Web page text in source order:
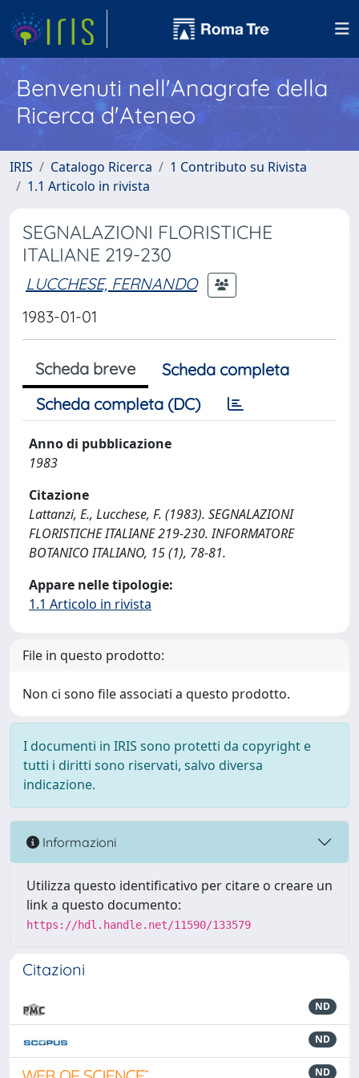
Benvenuti nell'Anagrafe della
Ricerca d'Ateneo
IRIS Catalogo Ricerca
1 Contributo su Rivista
1.1 Articolo in rivista
SEGNALAZIONI FLORISTICHE
ITALIANE 219-230
LUCCHESE, FERNANDO
1983-01-01
Scheda breve
Scheda completa
Scheda completa (DC)
Anno di pubblicazione
1983
Citazione
Lattanzi, E., Lucchese, F. (1983). SEGNALAZIONI
FLORISTICHE ITALIANE 219-230. INFORMATORE
BOTANICO ITALIANO, 15 (1), 78-81.
Appare nelle tipologie:
1.1 Articolo in rivista
File in questo prodotto:
Non ci sono file associati a questo prodotto.
I documenti in IRIS sono protetti da copyright e
tutti i diritti sono riservati, salvo diversa
indicazione.
Informazioni
Utilizza questo identificativo per citare o creare un
link a questo documento:
https://hdl.handle.net/11590/133579
Citazioni
ND
ND
ND